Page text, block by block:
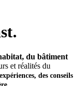
du bâtiment
et réalités du
des conseils